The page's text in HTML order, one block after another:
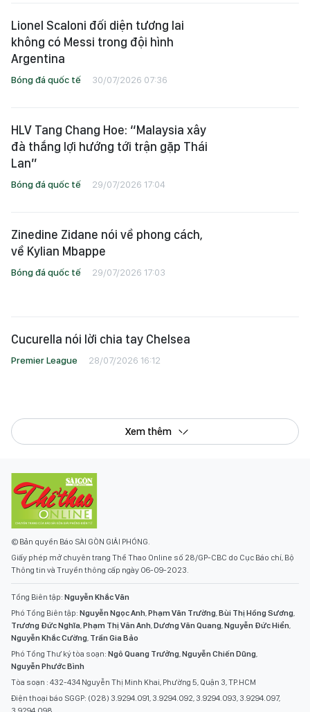
Lionel Scaloni đối diện tương lai
không có Messi trong đội hình
Argentina
Bóng đá quốc tế 30/07/2026 07:36
HLV Tang Chang Hoe: “Malaysia xây
đà thắng lợi hướng tới trận gặp Thái
Lan”
Bóng đá quốc tế 29/07/2026 17:04
Zinedine Zidane nói về phong cách,
về Kylian Mbappe
Bóng đá quốc tế 29/07/2026 17:03
Cucurella nói lời chia tay Chelsea
Premier League 28/07/2026 16:12
Xem thêm
© Bản quyền Báo SÀI GÒN GIẢI PHÓNG.
Giấy phép mở chuyên trang Thể Thao Online số 28/GP-CBC do Cục Báo chí, Bộ
Thông tin và Truyền thông cấp ngày 06-09-2023.
Tổng Biên tập: Nguyễn Khắc Văn
Phó Tổng Biên tập: Nguyễn Ngọc Anh,Phạm Văn Trường,Bùi Thị Hồng Sương,
Trương Đức Nghĩa,Phạm Thị Vân Anh,Dương Văn Quang,Nguyễn Đức Hiển,
Nguyễn Khắc Cường, Trần Gia Bảo
Phó Tổng Thư ký tòa soạn: Ngô Quang Trưởng,Nguyễn Chiến Dũng,
Nguyễn Phước Bình
Tòa soạn : 432-434 Nguyễn Thị Minh Khai, Phường 5, Quận 3, TP.HCM
Điện thoại báo SGGP: (028) 3.9294.091, 3.9294.092, 3.9294.093, 3.9294.097,